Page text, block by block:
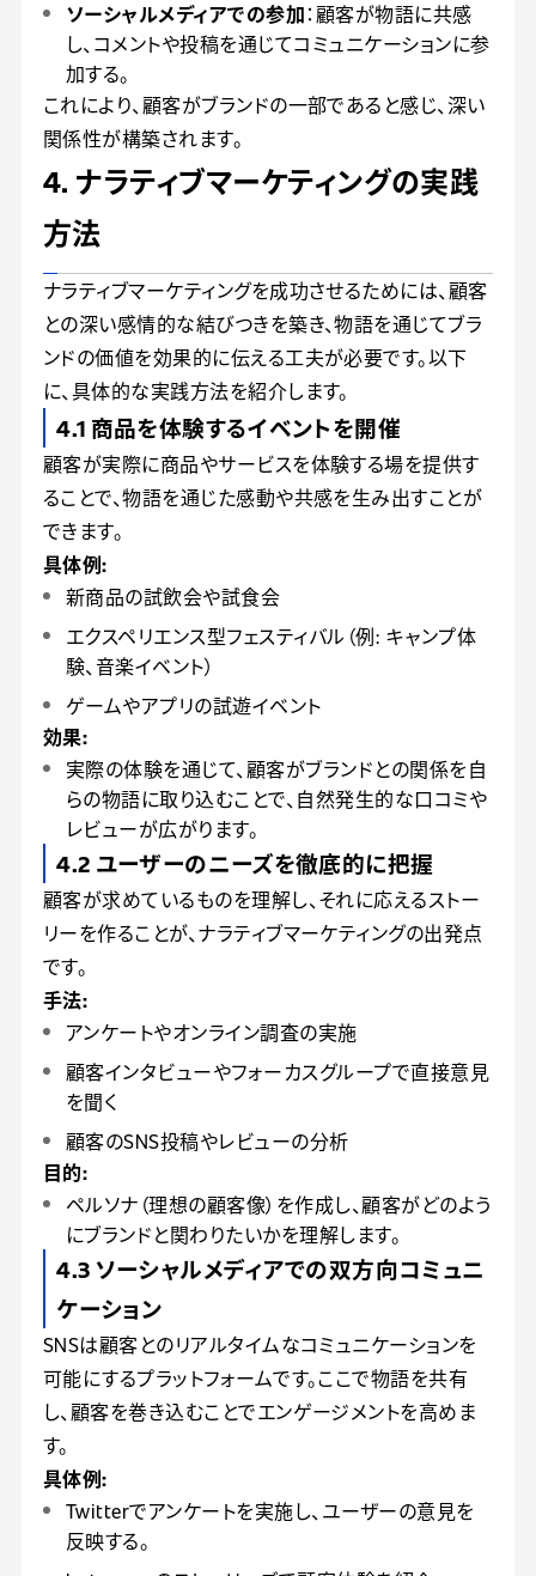
ソーシャルメディアでの参加：顧客が物語に共感
し、コメントや投稿を通じてコミュニケーションに参
加する。
これにより、顧客がブランドの一部であると感じ、深い
関係性が構築されます。
4. ナラティブマーケティングの実践
方法
ナラティブマーケティングを成功させるためには、顧客
との深い感情的な結びつきを築き、物語を通じてブラ
ンドの価値を効果的に伝える工夫が必要です。以下
に、具体的な実践方法を紹介します。
4.1 商品を体験するイベントを開催
顧客が実際に商品やサービスを体験する場を提供す
ることで、物語を通じた感動や共感を生み出すことが
できます。
具体例:
新商品の試飲会や試食会
エクスペリエンス型フェスティバル（例: キャンプ体
験、音楽イベント）
ゲームやアプリの試遊イベント
効果:
実際の体験を通じて、顧客がブランドとの関係を自
らの物語に取り込むことで、自然発生的な口コミや
レビューが広がります。
4.2 ユーザーのニーズを徹底的に把握
顧客が求めているものを理解し、それに応えるストー
リーを作ることが、ナラティブマーケティングの出発点
です。
手法:
アンケートやオンライン調査の実施
顧客インタビューやフォーカスグループで直接意見
を聞く
顧客のSNS投稿やレビューの分析
目的:
ペルソナ（理想の顧客像）を作成し、顧客がどのよう
にブランドと関わりたいかを理解します。
4.3 ソーシャルメディアでの双方向コミュニ
ケーション
SNSは顧客とのリアルタイムなコミュニケーションを
可能にするプラットフォームです。ここで物語を共有
し、顧客を巻き込むことでエンゲージメントを高めま
す。
具体例:
Twitterでアンケートを実施し、ユーザーの意見を
反映する。